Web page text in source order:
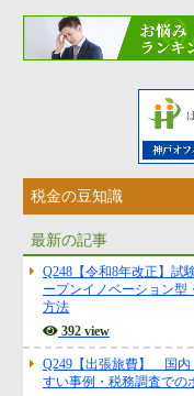
税金の豆知識
最新の記事
Q248【令和8年改正】試
ープンイノベーション型
方法
392 view
Q249【出張旅費】 国内
すい事例・税務調査での